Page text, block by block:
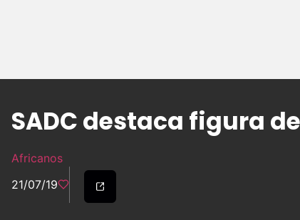
SADC destaca figura
Africanos
21/07/19